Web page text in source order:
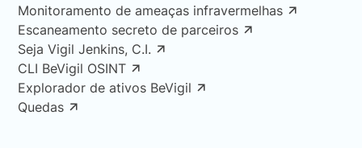
Monitoramento de ameaças infravermelhas
Escaneamento secreto de parceiros
Seja Vigil Jenkins, C.I.
CLI BeVigil OSINT
Explorador de ativos BeVigil
Quedas